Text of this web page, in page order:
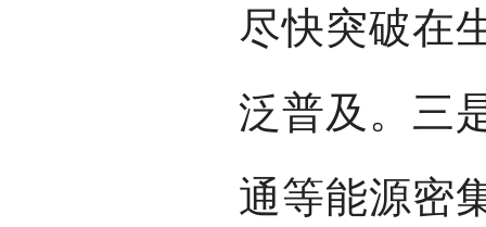
尽快突破在
泛普及。三
通等能源密